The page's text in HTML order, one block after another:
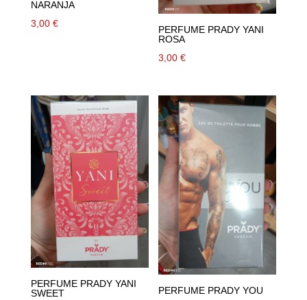
NARANJA
3,00 €
PERFUME PRADY YANI
ROSA
3,00€
PERFUME PRADY YANI
SWEET
PERFUME PRADY YOU